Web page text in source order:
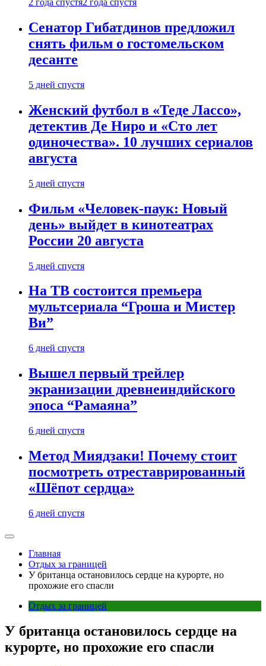
2 года спустя2 года спустя
Сенатор Гибатдинов предложил
снять фильм о гостомельском
десанте
5 дней спустя
Женский футбол в «Теде Лассо»,
детектив Де Ниро и «Сто лет
одиночества». 10 лучших сериалов
августа
5 дней спустя
Фильм «Человек-паук: Новый
день» выйдет в кинотеатрах
России 20 августа
5 дней спустя
На ТВ состоится премьера
мультсериала “Гроша и Мистер
Ви”
6 дней спустя
Вышел первый трейлер
экранизации древнеиндийского
эпоса “Рамаяна”
6 дней спустя
Метод Миядзаки! Почему стоит
посмотреть отреставрированный
«Шёпот сердца»
6 дней спустя
Главная
Отдых за границей
У британца остановилось сердце на курорте, но
прохожие его спасли
Отдых за границей
У британца остановилось сердце на
курорте, но прохожие его спасли